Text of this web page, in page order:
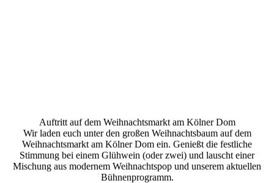
Auftritt auf dem Weihnachtsmarkt am Kölner Dom
Wir laden euch unter den großen Weihnachtsbaum auf dem
Weihnachtsmarkt am Kölner Dom ein. Genießt die festliche
Stimmung bei einem Glühwein (oder zwei) und lauscht einer
Mischung aus modernem Weihnachtspop und unserem aktuellen
Bühnenprogramm.